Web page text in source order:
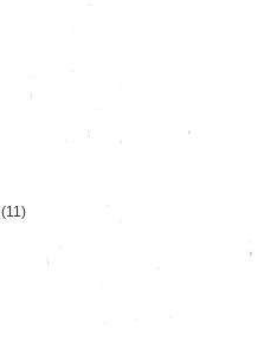
(11)